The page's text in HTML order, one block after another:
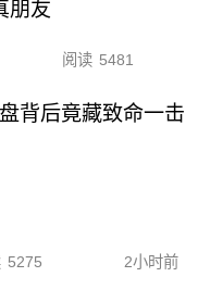
朋友
阅读 5481
背后竟藏致命一击
5275 2小时前